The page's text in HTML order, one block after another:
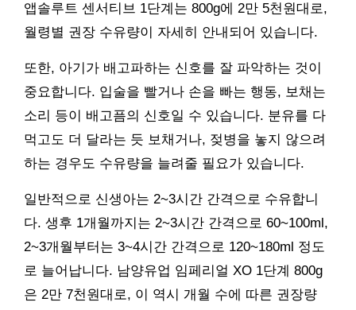
앱솔루트 센서티브 1단계는 800g에 2만 5천원대로,
월령별 권장 수유량이 자세히 안내되어 있습니다.
또한, 아기가 배고파하는 신호를 잘 파악하는 것이
중요합니다. 입술을 빨거나 손을 빠는 행동, 보채는
소리 등이 배고픔의 신호일 수 있습니다. 분유를 다
먹고도 더 달라는 듯 보채거나, 젖병을 놓지 않으려
하는 경우도 수유량을 늘려줄 필요가 있습니다.
일반적으로 신생아는 2~3시간 간격으로 수유합니
다. 생후 1개월까지는 2~3시간 간격으로 60~100ml,
2~3개월부터는 3~4시간 간격으로 120~180ml 정도
로 늘어납니다. 남양유업 임페리얼 XO 1단계 800g
은 2만 7천원대로, 이 역시 개월 수에 따른 권장량